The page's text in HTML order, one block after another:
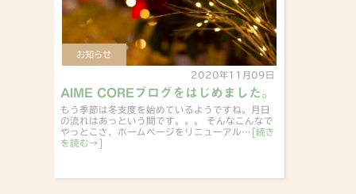
お知らせ
2020年11月09日
AIME COREブログをはじめました。
もう季節は冬支度を始めているようですね。月日
の流れはあっという間です。。。 そんなこんなで
やっとこさ、ホームページをリニューアル… [続き
を読む→]